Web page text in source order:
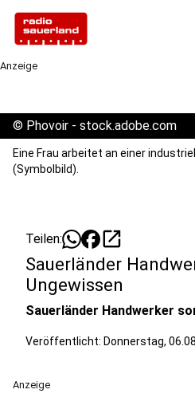
Anzeige
© Phovoir - stock.adobe.com
Eine Frau arbeitet an einer
(Symbolbild).
Teilen: open_in_new
Sauerländer
Ungewissen
Sauerländer Handwerker
Veröffentlicht: Donnerstag,
Anzeige